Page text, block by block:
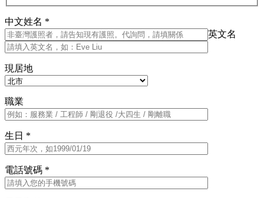
中文姓名 *
英文名
現居地
職業
生日 *
電話號碼 *